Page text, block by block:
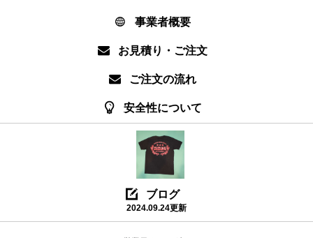
事業者概要
お見積り・ご注文
ご注文の流れ
安全性について
ブログ
2024.09.24更新